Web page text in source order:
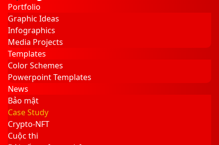
Portfolio
Graphic Ideas
Infographics
Media Projects
Templates
Color Schemes
Powerpoint Templates
News
Bảo mật
Case Study
Crypto-NFT
Cuộc thi